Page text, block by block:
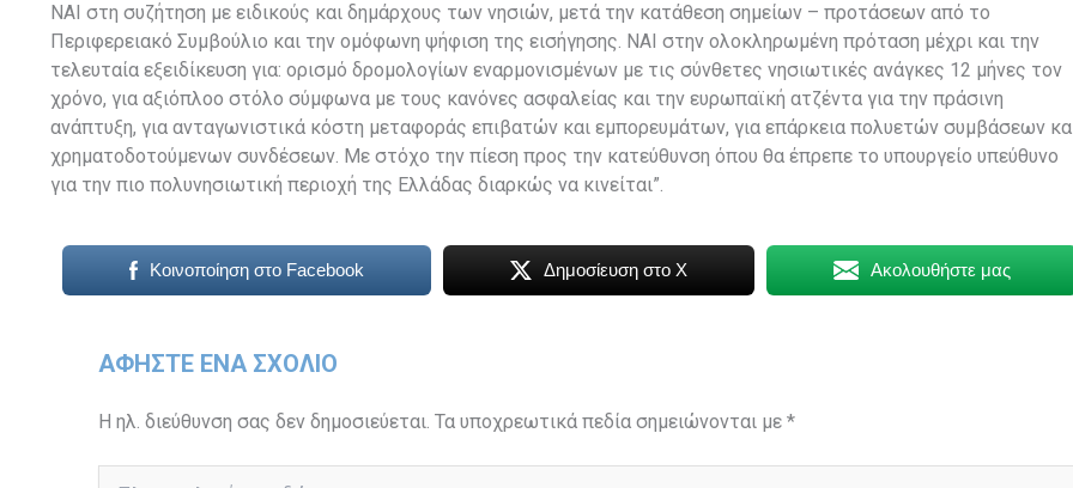
ΝΑΙ στη συζήτηση με ειδικούς και δημάρχους των νησιών, μετά την κατάθεση σημείων – προτάσεων από το
Περιφερειακό Συμβούλιο και την ομόφωνη ψήφιση της εισήγησης. ΝΑΙ στην ολοκληρωμένη πρόταση μέχρι και την
τελευταία εξειδίκευση για: ορισμό δρομολογίων εναρμονισμένων με τις σύνθετες νησιωτικές ανάγκες 12 μήνες τον
χρόνο, για αξιόπλοο στόλο σύμφωνα με τους κανόνες ασφαλείας και την ευρωπαϊκή ατζέντα για την πράσινη
ανάπτυξη, για ανταγωνιστικά κόστη μεταφοράς επιβατών και εμπορευμάτων, για επάρκεια πολυετών συμβάσεων
χρηματοδοτούμενων συνδέσεων. Με στόχο την πίεση προς την κατεύθυνση όπου θα έπρεπε το υπουργείο υπεύθυνο
για την πιο πολυνησιωτική περιοχή της Ελλάδας διαρκώς να κινείται”.
Κοινοποίηση στο Facebook Δημοσίευση στο X Ακολουθήστε μας
ΑΦΉΣΤΕ ΈΝΑ ΣΧΌΛΙΟ
Η ηλ. διεύθυνση σας δεν δημοσιεύεται. Τα υποχρεωτικά πεδία σημειώνονται με *